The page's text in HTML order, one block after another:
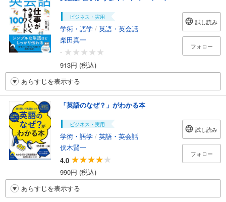
ビジネス・実用
学術・語学 / 英語・英会話
柴田真一
-
913円 (税込)
試し読み
フォロー
あらすじを表示する
「英語のなぜ？」がわかる本
ビジネス・実用
学術・語学 / 英語・英会話
伏木賢一
4.0
990円 (税込)
試し読み
フォロー
あらすじを表示する